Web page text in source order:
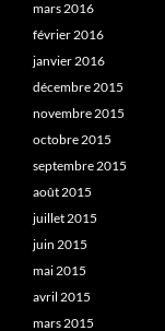
mars 2016
février 2016
janvier 2016
décembre 2015
novembre 2015
octobre 2015
septembre 2015
août 2015
juillet 2015
juin 2015
mai 2015
avril 2015
mars 2015